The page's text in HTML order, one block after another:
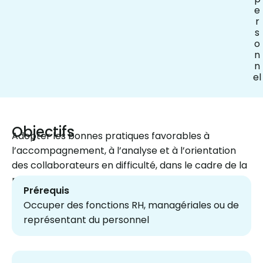
e
r
s
o
n
n
el
Objectifs
Adopter les bonnes pratiques favorables à
l’accompagnement, à l’analyse et à l’orientation
des collaborateurs en difficulté, dans le cadre de la
prévention des conduites addictives.
Prérequis
Occuper des fonctions RH, managériales ou de
représentant du personnel